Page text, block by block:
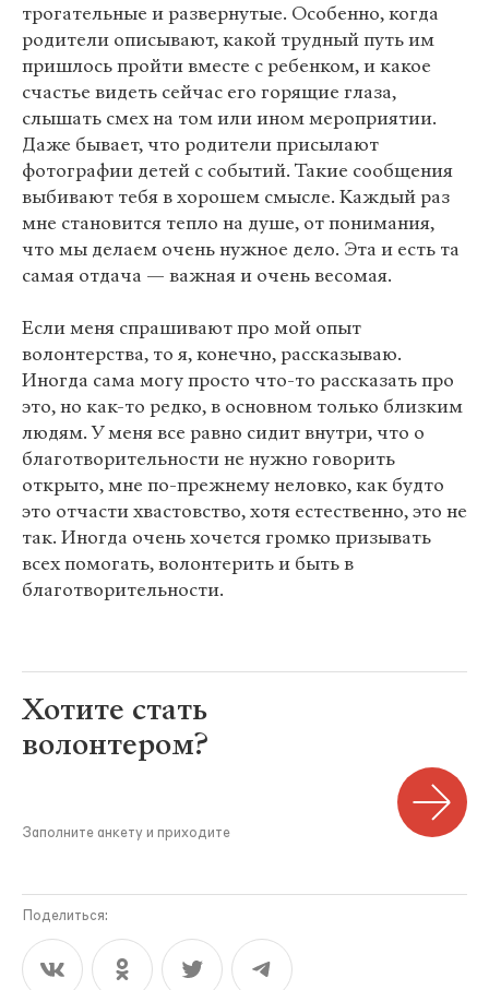
трогательные и развернутые. Особенно, когда
родители описывают, какой трудный путь им
пришлось пройти вместе с ребенком, и какое
счастье видеть сейчас его горящие глаза,
слышать смех на том или ином мероприятии.
Даже бывает, что родители присылают
фотографии детей с событий. Такие сообщения
выбивают тебя в хорошем смысле. Каждый раз
мне становится тепло на душе, от понимания,
что мы делаем очень нужное дело. Эта и есть та
самая отдача — важная и очень весомая.
Если меня спрашивают про мой опыт
волонтерства, то я, конечно, рассказываю.
Иногда сама могу просто что-то рассказать про
это, но как-то редко, в основном только близким
людям. У меня все равно сидит внутри, что о
благотворительности не нужно говорить
открыто, мне по-прежнему неловко, как будто
это отчасти хвастовство, хотя естественно, это не
так. Иногда очень хочется громко призывать
всех помогать, волонтерить и быть в
благотворительности.
Хотите стать
волонтером?
Заполните анкету и приходите
Поделиться: